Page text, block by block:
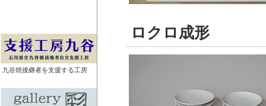
九谷焼後継者を支援する工房
ロクロ成形